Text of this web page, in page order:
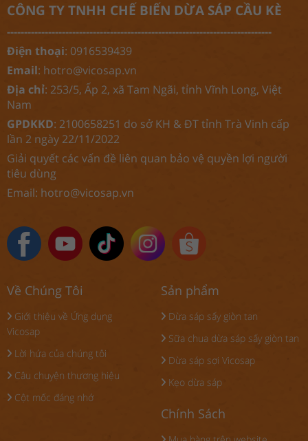
CÔNG TY TNHH CHẾ BIẾN DỪA SÁP CẦU KÈ
-----------------------------------------------------------------------------
Điện thoại: 0916539439
Email: hotro@vicosap.vn
Địa chỉ: 253/5, Ấp 2, xã Tam Ngãi, tỉnh Vĩnh Long, Việt
Nam
GPDKKD: 2100658251 do sở KH & ĐT tỉnh Trà Vinh cấp
lần 2 ngày 22/11/2022
Giải quyết các vấn đề liên quan bảo vệ quyền lợi người
tiêu dùng
Email: hotro@vicosap.vn
Về Chúng Tôi
Giới thiệu về Ứng dụng
Vicosap
Lời hứa của chúng tôi
Câu chuyện thương hiệu
Cột mốc đáng nhớ
Sản phẩm
Dừa sáp sấy giòn tan
Sữa chua dừa sáp sấy giòn tan
Dừa sáp sợi Vicosap
Kẹo dừa sáp
Chính Sách